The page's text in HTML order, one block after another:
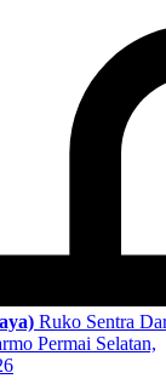
Ruko Sentra
Permai Selatan,